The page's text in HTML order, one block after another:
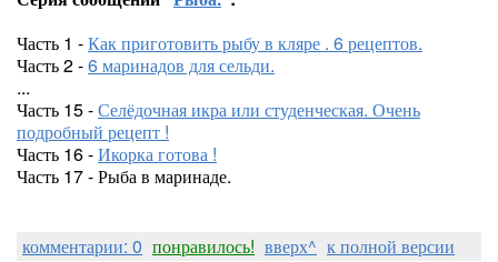
Часть 1 -Как приготовить рыбу в кляре . 6 рецептов.
Часть 2 -6 маринадов для сельди.
...
Часть 15 -Селёдочная икра или студенческая. Очень
подробный рецепт !
Часть 16 -Икорка готова !
Часть 17 - Рыба в маринаде.
комментарии: 0 понравилось! вверх^ к полной версии